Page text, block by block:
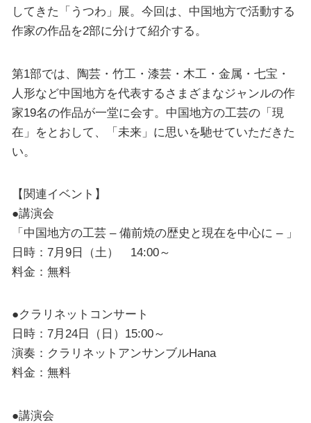
してきた「うつわ」展。今回は、中国地方で活動する
作家の作品を2部に分けて紹介する。
第1部では、陶芸・竹工・漆芸・木工・金属・七宝・
人形など中国地方を代表するさまざまなジャンルの作
家19名の作品が一堂に会す。中国地方の工芸の「現
在」をとおして、「未来」に思いを馳せていただきた
い。
【関連イベント】
●講演会
「中国地方の工芸 – 備前焼の歴史と現在を中心に – 」
日時：7月9日（土） 14:00～
料金：無料
●クラリネットコンサート
日時：7月24日（日）15:00～
演奏：クラリネットアンサンブルHana
料金：無料
●講演会